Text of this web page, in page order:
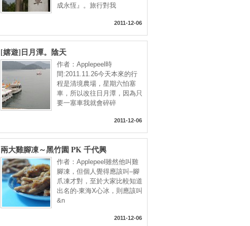
成永恆』。旅行對我
2011-12-06
[嬉遊]日月潭。陰天
作者：Applepeel時
間:2011.11.26今天本來的行
程是清境農場，星期六怕塞
車，所以改往日月潭，因為只
要一塞車我就會碎碎
2011-12-06
兩大雞腳凍～黑竹園 PK 千代興
作者：Applepeel雖然他叫雞
腳凍，但個人覺得應該叫–腳
爪凍才對，至於大家比較知道
出名的-東海X心冰，則應該叫
&n
2011-12-06